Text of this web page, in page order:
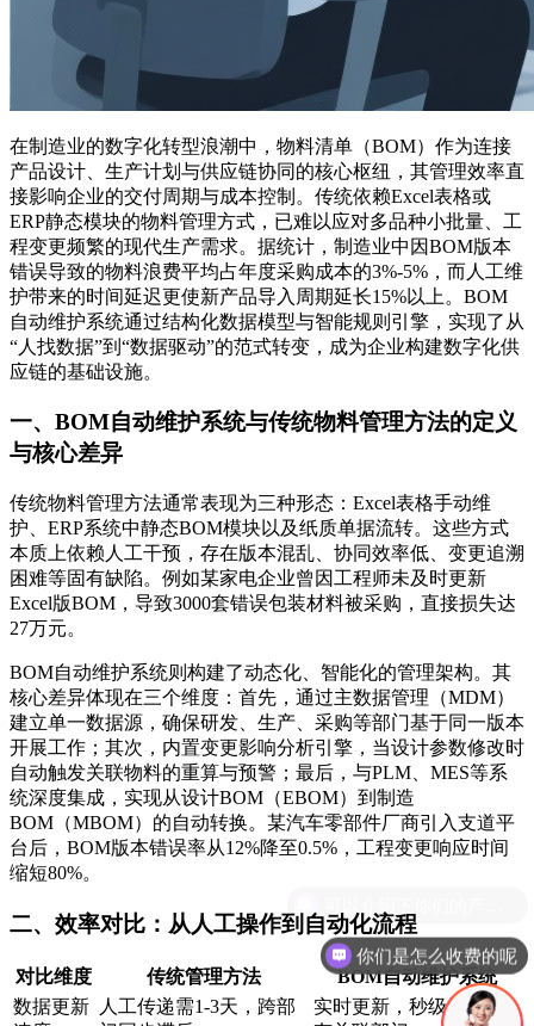
在制造业的数字化转型浪潮中，物料清单（BOM）作为连接
产品设计、生产计划与供应链协同的核心枢纽，其管理效率直
接影响企业的交付周期与成本控制。传统依赖Excel表格或
ERP静态模块的物料管理方式，已难以应对多品种小批量、工
程变更频繁的现代生产需求。据统计，制造业中因BOM版本
错误导致的物料浪费平均占年度采购成本的3%-5%，而人工维
护带来的时间延迟更使新产品导入周期延长15%以上。BOM
自动维护系统通过结构化数据模型与智能规则引擎，实现了从
“人找数据”到“数据驱动”的范式转变，成为企业构建数字化供
应链的基础设施。
一、BOM自动维护系统与传统物料管理方法的定义
与核心差异
传统物料管理方法通常表现为三种形态：Excel表格手动维
护、ERP系统中静态BOM模块以及纸质单据流转。这些方式
本质上依赖人工干预，存在版本混乱、协同效率低、变更追溯
困难等固有缺陷。例如某家电企业曾因工程师未及时更新
Excel版BOM，导致3000套错误包装材料被采购，直接损失达
27万元。
BOM自动维护系统则构建了动态化、智能化的管理架构。其
核心差异体现在三个维度：首先，通过主数据管理（MDM）
建立单一数据源，确保研发、生产、采购等部门基于同一版本
开展工作；其次，内置变更影响分析引擎，当设计参数修改时
自动触发关联物料的重算与预警；最后，与PLM、MES等系
统深度集成，实现从设计BOM（EBOM）到制造
BOM（MBOM）的自动转换。某汽车零部件厂商引入支道平
台后，BOM版本错误率从12%降至0.5%，工程变更响应时间
缩短80%。
二、效率对比：从人工操作到自动化流程
对比维度 传统管理方法
BOM自动维护系统
数据更新 人工传递需1-3天，跨部
实时更新，秒级触达所
你们是怎么收费的呢